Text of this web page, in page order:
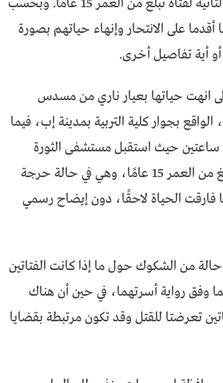
تبلغ من العمر 17 عامًا، والثانية لفتاة تبلغ من العمر 15 عاماً. وبحسب
أقدما على الانتحار وإنهاء حياتهم بصورة
أية تفاصيل أخرى.
انهت حياتها بعيار ناري من مسدس
بجوار كلية التربية بمدينة إب، فيما
ساعتين حيث استقبل مستشفى الثورة
بمدينة إب فتاة أخرى، تبلغ من العمر 15 عامًا، وهي في حالة حرجة
فارقت الحياة لاحقًا، دون إيضاح رسمي
من الشكوك حول ما إذا كانت الفتاتين
وفق رواية أسرتهما، في حين أن هناك
تعرضتا للقتل وقد تكون مرتبطة بقضايا